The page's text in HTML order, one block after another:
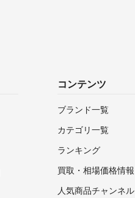
コンテンツ
ブランド一覧
カテゴリ一覧
ランキング
買取・相場価格情報
人気商品チャンネル